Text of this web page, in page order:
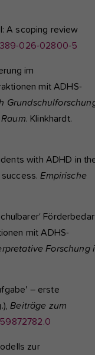
A scoping review
026-02800-5
im
mit ADHS-
. Klinkhardt.
with ADHD in
success.Empirische
mit ADHS-
Forschung
– erste
Beiträge zum
zur